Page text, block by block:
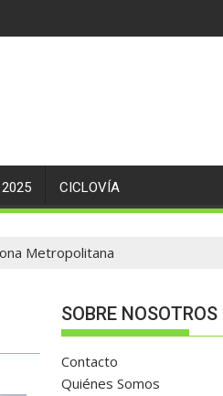
autor material de homicidio
CICLOVÍA
Metropolitana
SOBRE NOSOTROS
Contacto
Quiénes Somos